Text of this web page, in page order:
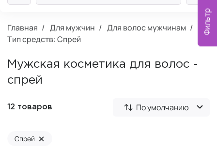
Фильтр
Главная Для мужчин
Для волос мужчинам
Тип средств: Спрей
Мужская косметика для волос -
спрей
12 товаров По умолчанию
Спрей ×